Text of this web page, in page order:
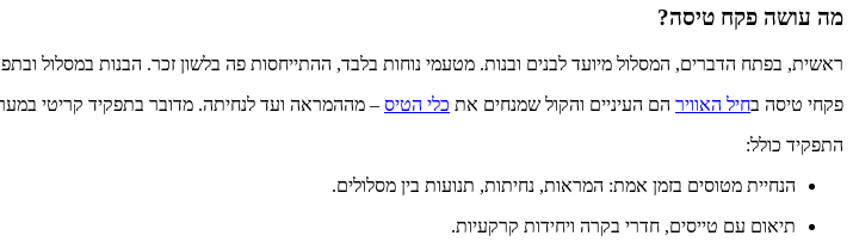
מה עושה פקח טיסה?
ראשית, בפתח הדברים, המסלול מיועד לבנים ובנות. מטעמי נוחות בלבד, ההתייחסות פה בלשון זכר. הבנות במסלול
פקחי טיסה בחיל האוויר הם העיניים והקול שמנחים את כלי הטיס – מההמראה ועד לנחיתה. מדובר בתפקיד קריטי
התפקיד כולל:
הנחיית מטוסים בזמן אמת: המראות, נחיתות, תנועות בין מסלולים.
תיאום עם טייסים, חדרי בקרה ויחידות קרקעיות.